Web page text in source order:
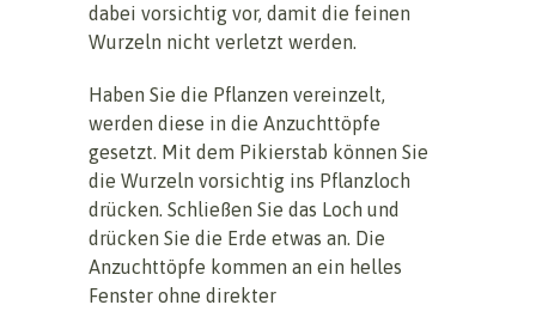
dabei vorsichtig vor, damit die feinen
Wurzeln nicht verletzt werden.
Haben Sie die Pflanzen vereinzelt,
werden diese in die Anzuchttöpfe
gesetzt. Mit dem Pikierstab können Sie
die Wurzeln vorsichtig ins Pflanzloch
drücken. Schließen Sie das Loch und
drücken Sie die Erde etwas an. Die
Anzuchttöpfe kommen an ein helles
Fenster ohne direkter